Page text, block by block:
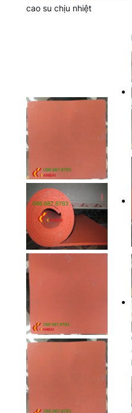
cao su chịu nhiệt